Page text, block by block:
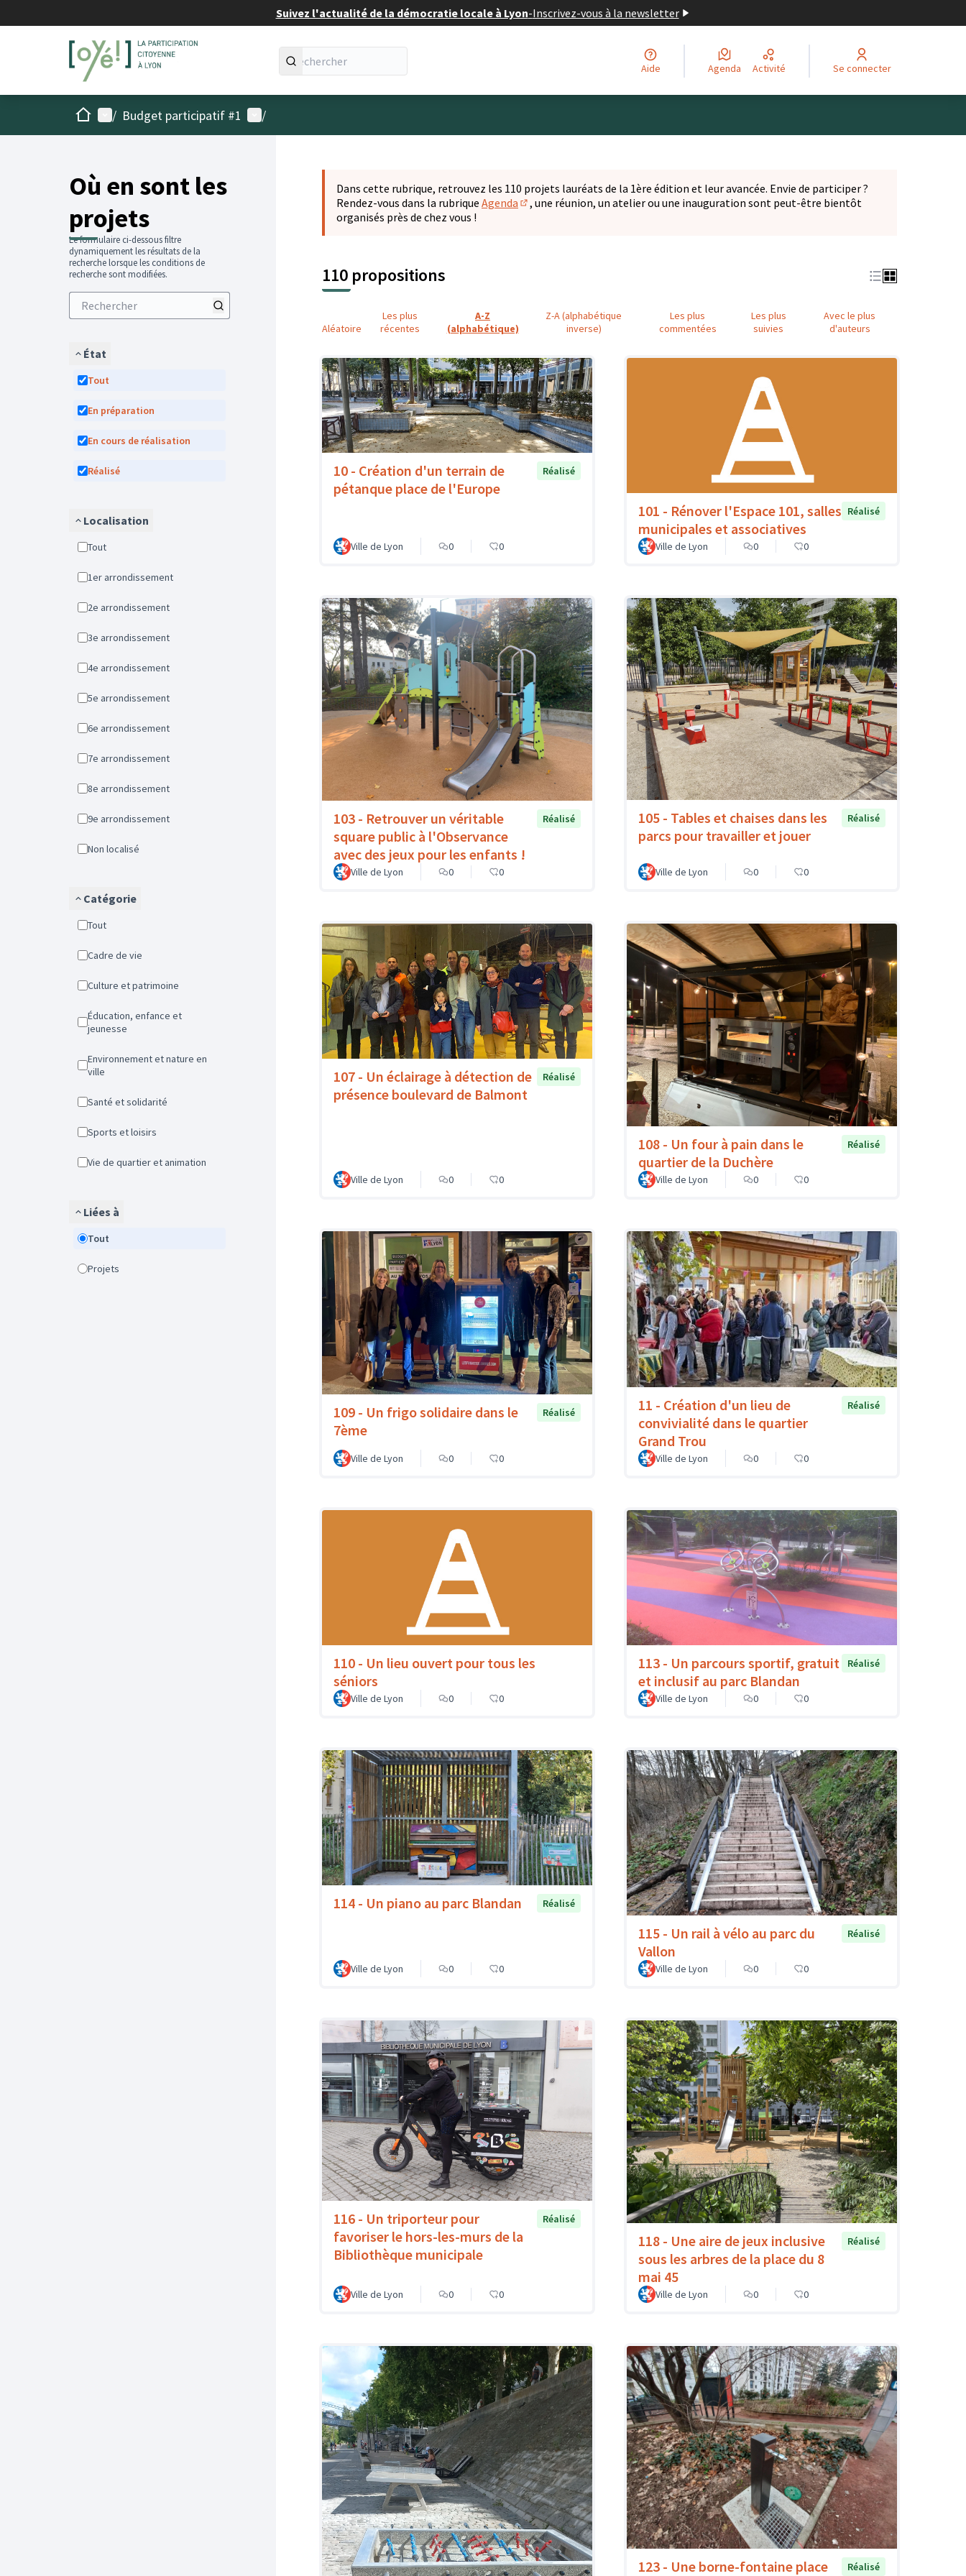
Suivez l'actualité de la démocratie locale à Lyon-Inscrivez-vous à la newsletter
Aide Agenda Activité Se connecter
AccueilMenu principal
/ Budget participatif #1 Menu utilisateur
/
Où en sont les
projets
Le formulaire ci-dessous filtre
dynamiquement les résultats de la
recherche lorsque les conditions de
recherche sont modifiées.
État
Tout
En préparation
En cours de réalisation
Réalisé
Localisation
Tout
1er arrondissement
2e arrondissement
3e arrondissement
4e arrondissement
5e arrondissement
6e arrondissement
7e arrondissement
8e arrondissement
9e arrondissement
Non localisé
Catégorie
Tout
Cadre de vie
Culture et patrimoine
Éducation, enfance et
jeunesse
Environnement et nature en
ville
Santé et solidarité
Sports et loisirs
Vie de quartier et animation
Liées à
Tout
Projets
Dans cette rubrique, retrouvez les 110 projets lauréats de la 1ère édition et leur avancée. Envie de participer ?
Rendez-vous dans la rubrique Agenda
(S'ouvre dans un nouvel onglet)
, une réunion, un atelier ou une inauguration sont peut-être bientôt
organisés près de chez vous !
110 propositions
Aléatoire
Les plus
récentes
A-Z
(alphabétique)
Z-A (alphabétique
inverse)
Les plus
commentées
Les plus
suivies
Avec le plus
d'auteurs
10 - Création d'un terrain de
pétanque place de l'Europe
Réalisé
Ville de Lyon 0 0
101 - Rénover l'Espace 101, salles
municipales et associatives
Réalisé
Ville de Lyon 0 0
103 - Retrouver un véritable
square public à l'Observance
avec des jeux pour les enfants !
Réalisé
Ville de Lyon 0 0
105 - Tables et chaises dans les
parcs pour travailler et jouer
Réalisé
Ville de Lyon 0 0
107 - Un éclairage à détection de
présence boulevard de Balmont
Réalisé
Ville de Lyon 0 0
108 - Un four à pain dans le
quartier de la Duchère
Réalisé
Ville de Lyon 0 0
109 - Un frigo solidaire dans le
7ème
Réalisé
Ville de Lyon 0 0
11 - Création d'un lieu de
convivialité dans le quartier
Grand Trou
Réalisé
Ville de Lyon 0 0
110 - Un lieu ouvert pour tous les
séniors
Ville de Lyon 0 0
113 - Un parcours sportif, gratuit
et inclusif au parc Blandan
Réalisé
Ville de Lyon 0 0
114 - Un piano au parc Blandan Réalisé
Ville de Lyon 0 0
115 - Un rail à vélo au parc du
Vallon
Réalisé
Ville de Lyon 0 0
116 - Un triporteur pour
favoriser le hors-les-murs de la
Bibliothèque municipale
Réalisé
Ville de Lyon 0 0
118 - Une aire de jeux inclusive
sous les arbres de la place du 8
mai 45
Réalisé
Ville de Lyon 0 0
123 - Une borne-fontaine place
Réalisé